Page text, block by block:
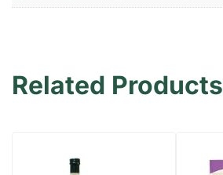
Related Products